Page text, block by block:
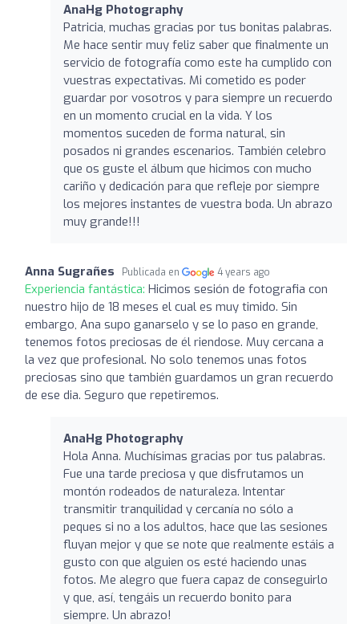
AnaHg Photography
Patricia, muchas gracias por tus bonitas palabras.
Me hace sentir muy feliz saber que finalmente un
servicio de fotografía como este ha cumplido con
vuestras expectativas. Mi cometido es poder
guardar por vosotros y para siempre un recuerdo
en un momento crucial en la vida. Y los
momentos suceden de forma natural, sin
posados ni grandes escenarios. También celebro
que os guste el álbum que hicimos con mucho
cariño y dedicación para que refleje por siempre
los mejores instantes de vuestra boda. Un abrazo
muy grande!!!
Anna Sugrañes Publicada en 4 years ago
Experiencia fantástica: Hicimos sesión de fotografia con
nuestro hijo de 18 meses el cual es muy timido. Sin
embargo, Ana supo ganarselo y se lo paso en grande,
tenemos fotos preciosas de él riendose. Muy cercana a
la vez que profesional. No solo tenemos unas fotos
preciosas sino que también guardamos un gran recuerdo
de ese dia. Seguro que repetiremos.
AnaHg Photography
Hola Anna. Muchísimas gracias por tus palabras.
Fue una tarde preciosa y que disfrutamos un
montón rodeados de naturaleza. Intentar
transmitir tranquilidad y cercanía no sólo a
peques si no a los adultos, hace que las sesiones
fluyan mejor y que se note que realmente estáis a
gusto con que alguien os esté haciendo unas
fotos. Me alegro que fuera capaz de conseguirlo
y que, así, tengáis un recuerdo bonito para
siempre. Un abrazo!